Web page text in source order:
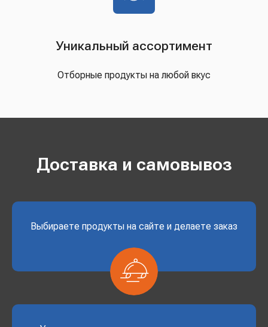
Уникальный ассортимент
Отборные продукты на любой вкус
Доставка и самовывоз
Выбираете продукты на сайте и делаете заказ